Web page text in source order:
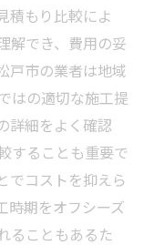
積もり比較によ
解でき、費用の妥
戸市の業者は地域
はの適切な施工提
詳細をよく確認
することも重要で
でコストを抑えら
時期をオフシーズ
ることもあるた